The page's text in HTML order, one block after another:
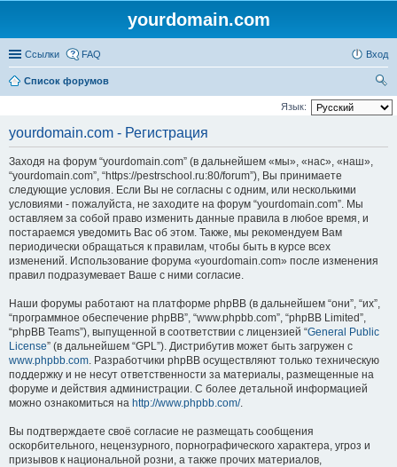
yourdomain.com
Ссылки FAQ Вход
Список форумов
ои
Язык:
yourdomain.com - Регистрация
Заходя на форум “yourdomain.com” (в дальнейшем «мы», «нас», «наш»,
“yourdomain.com”, “https://pestrschool.ru:80/forum”), Вы принимаете
следующие условия. Если Вы не согласны с одним, или несколькими
условиями - пожалуйста, не заходите на форум “yourdomain.com”. Мы
оставляем за собой право изменить данные правила в любое время, и
постараемся уведомить Вас об этом. Также, мы рекомендуем Вам
периодически обращаться к правилам, чтобы быть в курсе всех
изменений. Использование форума «yourdomain.com» после изменения
правил подразумевает Ваше с ними согласие.
Наши форумы работают на платформе phpBB (в дальнейшем “они”, “их”,
“программное обеспечение phpBB”, “www.phpbb.com”, “phpBB Limited”,
“phpBB Teams”), выпущенной в соответствии с лицензией “General Public
License” (в дальнейшем “GPL”). Дистрибутив может быть загружен с
www.phpbb.com. Разработчики phpBB осуществляют только техническую
поддержку и не несут ответственности за материалы, размещенные на
форуме и действия администрации. С более детальной информацией
можно ознакомиться на http://www.phpbb.com/.
Вы подтверждаете своё согласие не размещать сообщения
оскорбительного, нецензурного, порнографического характера, угроз и
призывов к национальной розни, а также прочих материалов,